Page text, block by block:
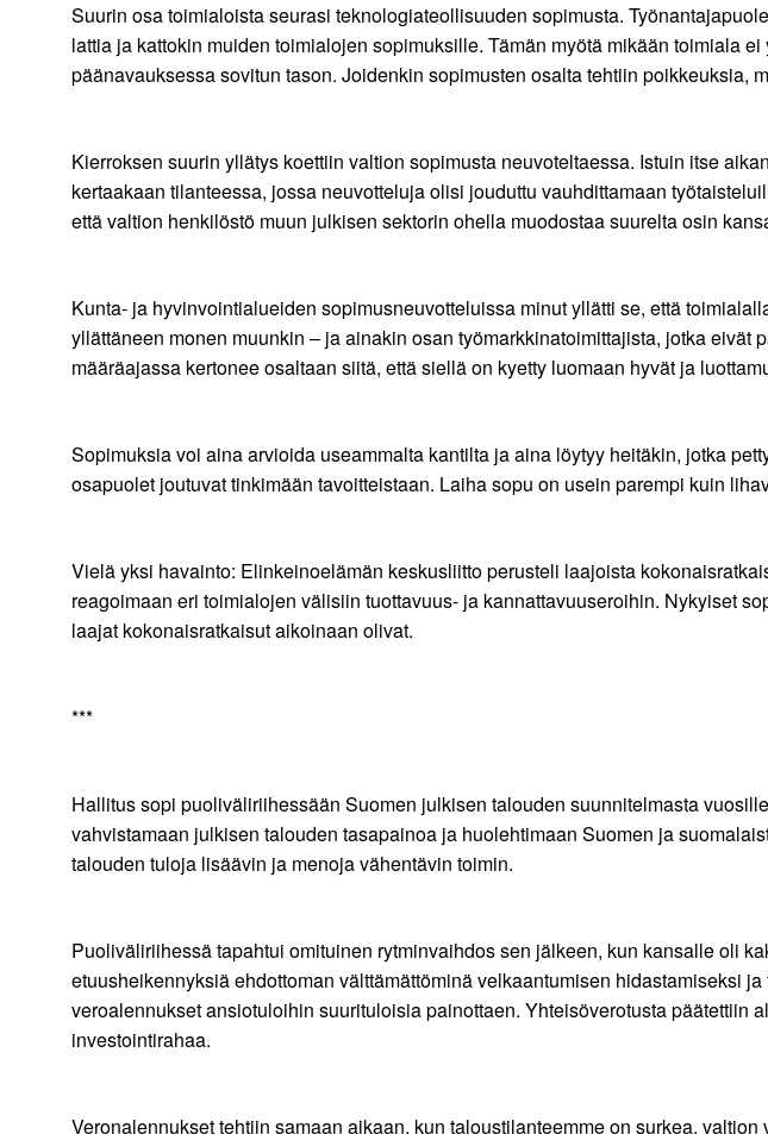
Suurin osa toimialoista seurasi teknologiateollisuuden sopimusta.
lattia ja kattokin muiden toimialojen sopimuksille. Tämän myötä mikään toimiala
päänavauksessa sovitun tason. Joidenkin sopimusten osalta tehtiin poikkeuksia,
Kierroksen suurin yllätys koettiin valtion sopimusta neuvoteltaessa. Istuin itse
kertaakaan tilanteessa, jossa neuvotteluja olisi jouduttu vauhdittamaan
että valtion henkilöstö muun julkisen sektorin ohella muodostaa suurelta osin
Kunta- ja hyvinvointialueiden sopimusneuvotteluissa minut yllätti se, että
yllättäneen monen muunkin – ja ainakin osan työmarkkinatoimittajista, jotka
määräajassa kertonee osaltaan siitä, että siellä on kyetty luomaan hyvät ja
Sopimuksia voi aina arvioida useammalta kantilta ja aina löytyy heitäkin, jotka
osapuolet joutuvat tinkimään tavoitteistaan. Laiha sopu on usein parempi kuin
Vielä yksi havainto: Elinkeinoelämän keskusliitto perusteli laajoista
reagoimaan eri toimialojen välisiin tuottavuus- ja kannattavuuseroihin. Nykyiset
laajat kokonaisratkaisut aikoinaan olivat.
***
Hallitus sopi puoliväliriihessään Suomen julkisen talouden suunnitelmasta
vahvistamaan julkisen talouden tasapainoa ja huolehtimaan Suomen ja
talouden tuloja lisäävin ja menoja vähentävin toimin.
Puoliväliriihessä tapahtui omituinen rytminvaihdos sen jälkeen, kun kansalle oli
etuusheikennyksiä ehdottoman välttämättöminä velkaantumisen hidastamiseksi
veroalennukset ansiotuloihin suurituloisia painottaen. Yhteisöverotusta
investointirahaa.
Veronalennukset tehtiin samaan aikaan, kun taloustilanteemme on surkea,